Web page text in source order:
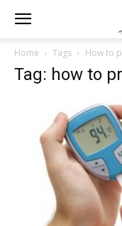
Home Tags How to
Tag: how to